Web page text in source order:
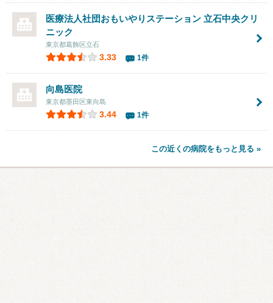
医療法人社団おもいやりステーション 立石中央クリ
ニック
東京都葛飾区立石
3.33 1件
向島医院
東京都墨田区東向島
3.44 1件
この近くの病院をもっと見る »